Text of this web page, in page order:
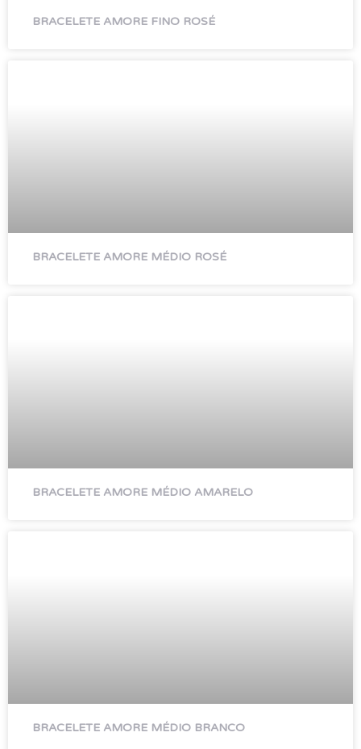
BRACELETE AMORE FINO ROSÉ
BRACELETE AMORE MÉDIO ROSÉ
BRACELETE AMORE MÉDIO AMARELO
BRACELETE AMORE MÉDIO BRANCO